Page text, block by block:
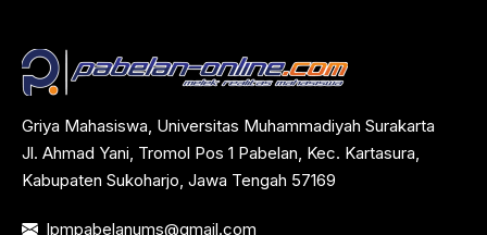
Griya Mahasiswa, Universitas Muhammadiyah Surakarta
Jl. Ahmad Yani, Tromol Pos 1 Pabelan, Kec. Kartasura,
Kabupaten Sukoharjo, Jawa Tengah 57169
lpmpabelanums@gmail.com